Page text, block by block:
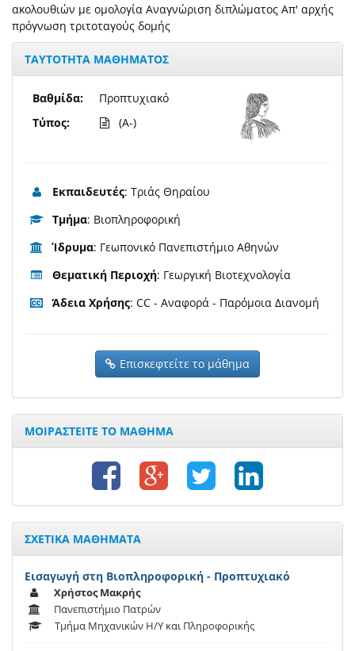
ακολουθιών με ομολογία Αναγνώριση διπλώματος Απ' αρχής
πρόγνωση τριτοταγούς δομής
ΤΑΥΤΟΤΗΤΑ ΜΑΘΗΜΑΤΟΣ
Βαθμίδα:
Τύπος:
Προπτυχιακό
(A-)
Εκπαιδευτές: Τριάς Θηραίου
Τμήμα: Βιοπληροφορική
Ίδρυμα: Γεωπονικό Πανεπιστήμιο Αθηνών
Θεματική Περιοχή: Γεωργική Βιοτεχνολογία
Άδεια Χρήσης: CC - Αναφορά - Παρόμοια Διανομή
Επισκεφτείτε το μάθημα
ΜΟΙΡΑΣΤΕΙΤΕ ΤΟ ΜΑΘΗΜΑ
ΣΧΕΤΙΚΑ ΜΑΘΗΜΑΤΑ
Εισαγωγή στη Βιοπληροφορική - Προπτυχιακό
Χρήστος Μακρής
Πανεπιστήμιο Πατρών
Τμήμα Μηχανικών Η/Υ και Πληροφορικής